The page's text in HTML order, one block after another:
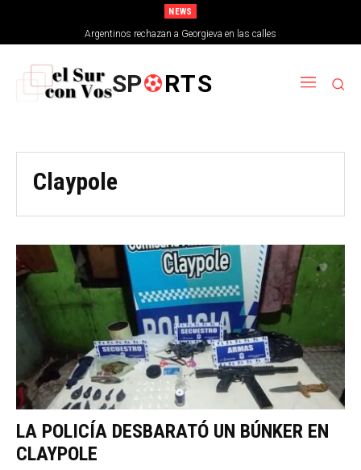
NEWS
Argentinos rechazan a Georgieva en las calles
SP RTS
Claypole
LA POLICÍA DESBARATÓ UN BÚNKER EN
CLAYPOLE